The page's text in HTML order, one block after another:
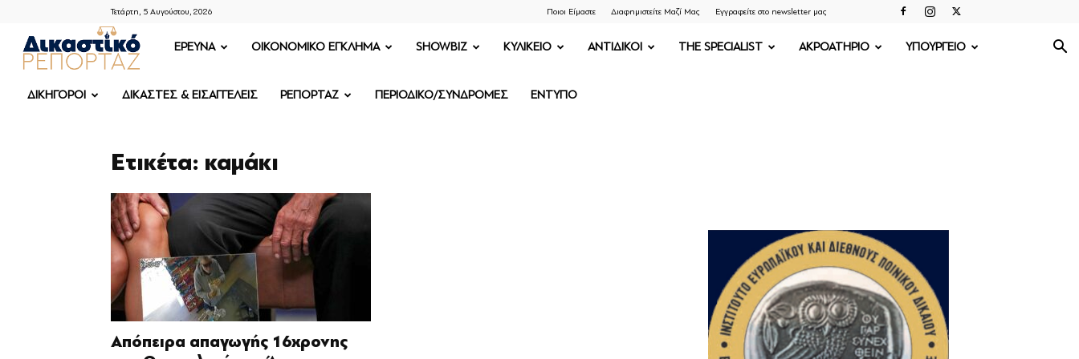
Τετάρτη, 5 Αυγούστου, 2026 Ποιοι Είμαστε Διαφημιστείτε Μαζί Μας Εγγραφείτε στο newsletter μας
ΔΙΚΑΣΤΙΚΟ
ΡΕΠΟΡΤΑΖ
ΕΡΕΥΝΑ OIKONOMIKO ΕΓΚΛΗΜΑ SHOWBIZ ΚΥΛΙΚΕΙΟ ΑΝΤΙΔΙΚΟΙ THE SPECIALIST ΑΚΡΟΑΤΗΡΙΟ ΥΠΟΥΡΓΕΙΟ
ΔΙΚΗΓΟΡΟΙ ΔΙΚΑΣΤΕΣ & ΕΙΣΑΓΓΕΛΕΙΣ ΡΕΠΟΡΤΑΖ ΠΕΡΙΟΔΙΚΟ/ΣΥΝΔΡΟΜΕΣ ΕΝΤΥΠΟ
Ετικέτα: καμάκι
Απόπειρα απαγωγής 16χρονης